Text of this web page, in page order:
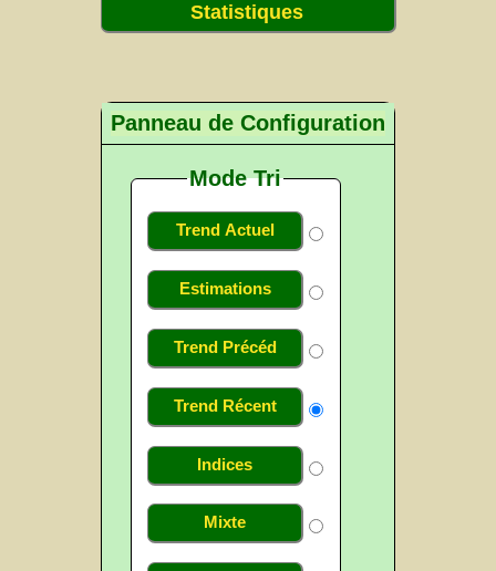
Statistiques
Panneau de Configuration
Mode Tri
Trend Actuel
Estimations
Trend Précéd
Trend Récent
Indices
Mixte